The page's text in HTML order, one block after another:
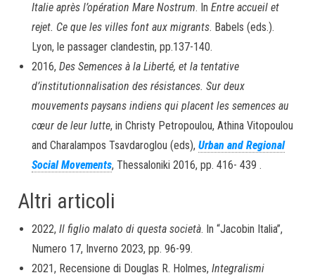
Italie après l’opération Mare Nostrum. In Entre accueil et
rejet. Ce que les villes font aux migrants. Babels (eds.).
Lyon, le passager clandestin, pp.137-140.
2016, Des Semences à la Liberté, et la tentative
d’institutionnalisation des résistances. Sur deux
mouvements paysans indiens qui placent les semences au
cœur de leur lutte, in Christy Petropoulou, Athina Vitopoulou
and Charalampos Tsavdaroglou (eds), Urban and Regional
Social Movements, Thessaloniki 2016, pp. 416- 439 .
Altri articoli
2022, Il figlio malato di questa società. In “Jacobin Italia”,
Numero 17, Inverno 2023, pp. 96-99.
2021, Recensione di Douglas R. Holmes, Integralismi